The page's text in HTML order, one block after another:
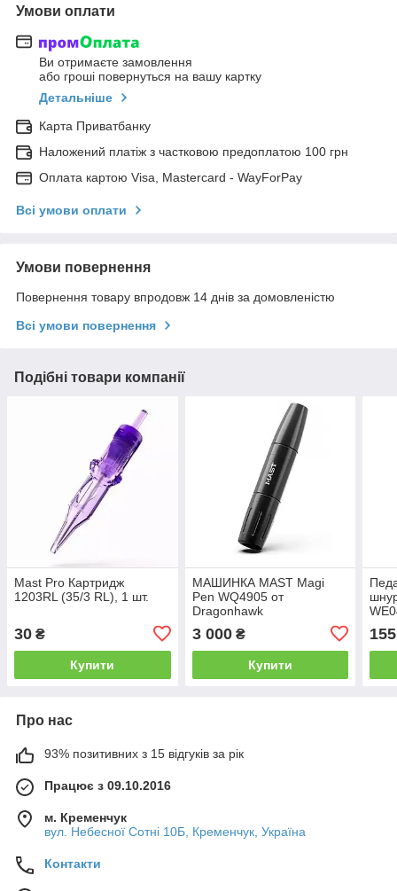
Умови оплати
Ви отримаєте замовлення
або гроші повернуться на вашу картку
Детальніше
Карта Приватбанку
Наложений платіж з частковою предоплатою 100 грн
Оплата картою Visa, Mastercard - WayForPay
Всі умови оплати
Умови повернення
Повернення товару впродовж 14 днів за домовленістю
Всі умови повернення
Подібні товари компанії
Mast Pro Картридж
1203RL (35/3 RL), 1 шт.
30 ₴
Купити
МАШИНКА MAST Magi
Pen WQ4905 от
Dragonhawk
3 000₴
Купити
155
Про нас
93% позитивних з 15 відгуків за рік
Працює з 09.10.2016
м. Кременчук
вул. Небесної Сотні 10Б, Кременчук, Україна
Контакти